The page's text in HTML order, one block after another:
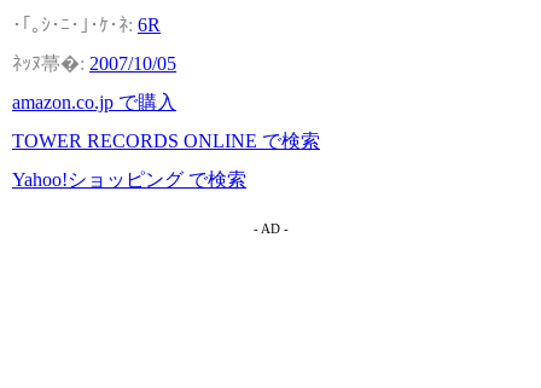
6R
2007/10/05
amazon.co.jp で購入
TOWER RECORDS ONLINE で検索
Yahoo!ショッピング で検索
- AD -